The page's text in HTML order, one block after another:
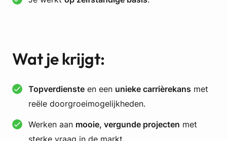
Wat je krijgt:
Topverdienste en een unieke carrièrekans met
reële doorgroeimogelijkheden.
Werken aan mooie, vergunde projecten met
sterke vraag in de markt.